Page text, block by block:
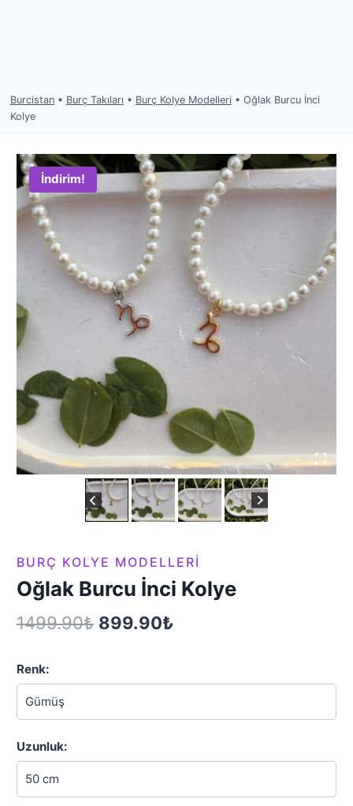
Burcistan• Burç Takıları • Burç Kolye Modelleri • Oğlak Burcu İnci
Kolye
İndirim!
BURÇ KOLYE MODELLERI
Oğlak Burcu İnci Kolye
1499.90₺ Orijinal
1499.90₺.
899.90₺Şu
fiyat:
899.90₺.
Renk:
Uzunluk: